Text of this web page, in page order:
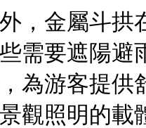
，金屬斗
需要遮陽避
為游客提
觀照明的載